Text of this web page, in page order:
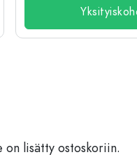
on lisätty ostoskoriin.